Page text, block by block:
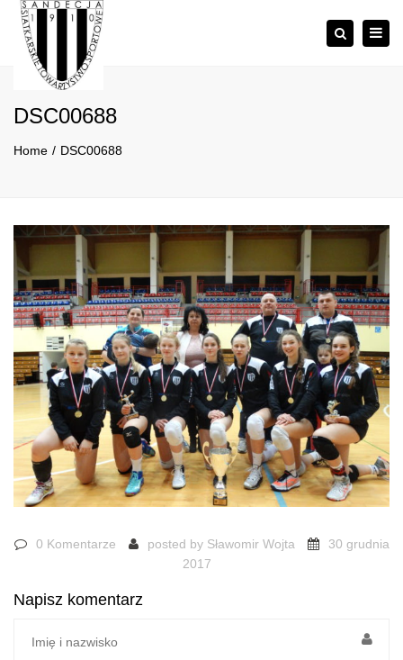
Szukaj
DSC00688
Home DSC00688
0 Komentarze posted by Sławomir Wojta
30 grudnia
2017
Napisz komentarz